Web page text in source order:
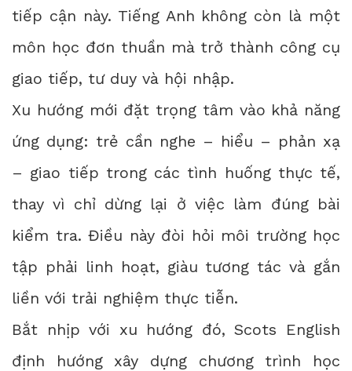
tiếp cận này. Tiếng Anh không còn là một
môn học đơn thuần mà trở thành công cụ
giao tiếp, tư duy và hội nhập.
Xu hướng mới đặt trọng tâm vào khả năng
ứng dụng: trẻ cần nghe – hiểu – phản xạ
– giao tiếp trong các tình huống thực tế,
thay vì chỉ dừng lại ở việc làm đúng bài
kiểm tra. Điều này đòi hỏi môi trường học
tập phải linh hoạt, giàu tương tác và gắn
liền với trải nghiệm thực tiễn.
Bắt nhịp với xu hướng đó, Scots English
định hướng xây dựng chương trình học